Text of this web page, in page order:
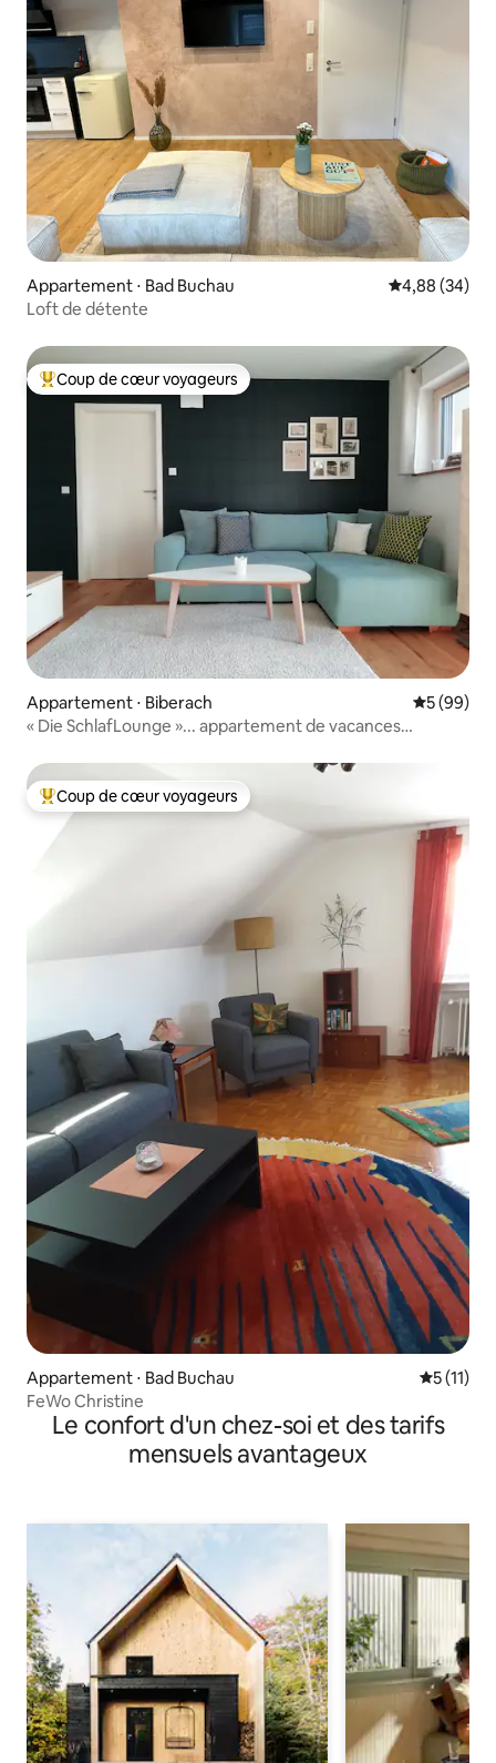
Appartement ⋅ Bad Buchau Évaluation
4,88 (34)
Loft de détente
Coups de cœur voyageurs les plus appréciés
Coup de cœur voyageurs
Appartement ⋅ Biberach
5 (99)
« Die SchlafLounge »... appartement de vacances
Coups de cœur voyageurs les plus appréciés
Coup de cœur voyageurs
Appartement ⋅ Bad Buchau
5 (11)
FeWo Christine
Le confort d'un chez-soi et des tarifs
mensuels avantageux